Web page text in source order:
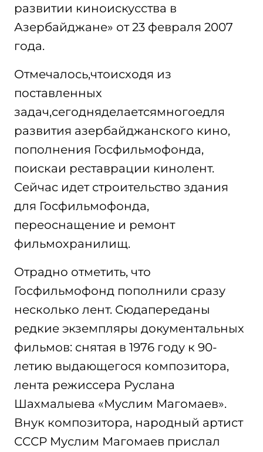
развитии киноискусства в
Азербайджане» от 23 февраля 2007
года.
Отмечалось,чтоисходя из
поставленных
задач,сегодняделаетсямногоедля
развития азербайджанского кино,
пополнения Госфильмофонда,
поискаи реставрации кинолент.
Сейчас идет строительство здания
для Госфильмофонда,
переоснащение и ремонт
фильмохранилищ.
Отрадно отметить, что
Госфильмофонд пополнили сразу
несколько лент. Сюдапереданы
редкие экземпляры документальных
фильмов: снятая в 1976 году к 90-
летию выдающегося композитора,
лента режиссера Руслана
Шахмалыева «Муслим Магомаев».
Внук композитора, народный артист
СССР Муслим Магомаев прислал